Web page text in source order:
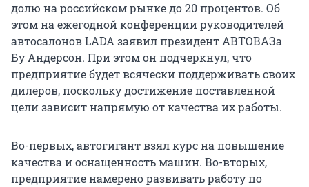
долю на российском рынке до 20 процентов. Об
этом на ежегодной конференции руководителей
автосалонов LADA заявил президент АВТОВАЗа
Бу Андерсон. При этом он подчеркнул, что
предприятие будет всячески поддерживать своих
дилеров, поскольку достижение поставленной
цели зависит напрямую от качества их работы.
Во-первых, автогигант взял курс на повышение
качества и оснащенность машин. Во-вторых,
предприятие намерено развивать работу по